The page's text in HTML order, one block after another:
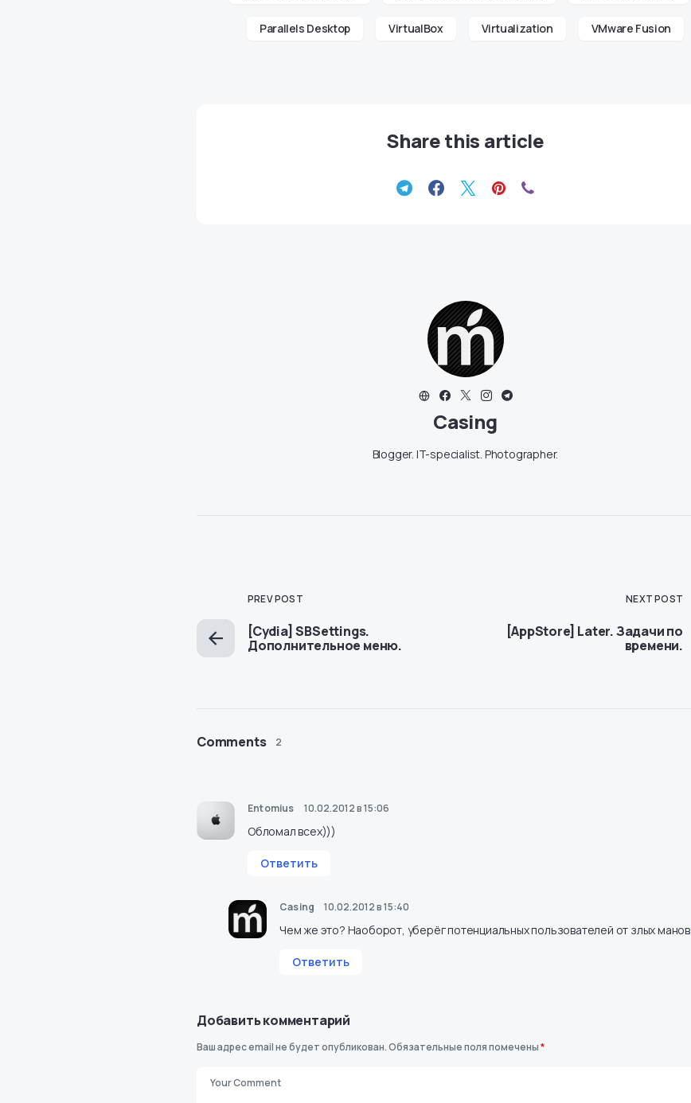
Parallels Desktop VirtualBox Virtualization VMware Fusion
Share this article
Casing
Blogger. IT-specialist. Photographer.
PREV POST
[Cydia] SBSettings.
Дополнительное меню.
NEXT POST
[AppStore] Later. Задачи по
времени.
Comments 2
Entomius 10.02.2012 в 15:06
Обломал всех)))
Ответить
Casing 10.02.2012 в 15:40
Чем же это? Наоборот, уберёг потенциальных пользователей от злых манов
Ответить
Добавить комментарий
Ваш адрес email не будет опубликован.Обязательные поля помечены*